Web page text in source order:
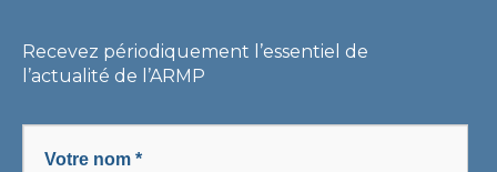
Recevez périodiquement l’essentiel de
l’actualité de l’ARMP